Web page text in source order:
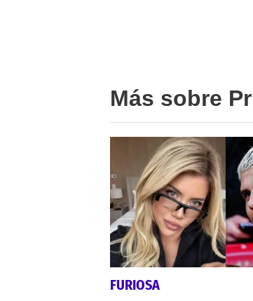
Más sobre
FURIOSA